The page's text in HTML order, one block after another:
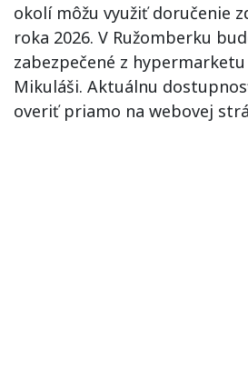
okolí môžu využiť doručenie
roka 2026. V Ružomberku
zabezpečené z
Mikuláši. Aktuálnu
overiť priamo na webovej